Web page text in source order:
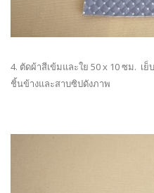
4. ตัดผ้าสีเข้มและใย 50 x 10 ซม. เ
ชิ้นข้างและสาบซิปดังภาพ